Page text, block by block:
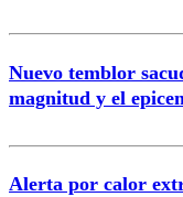
Nuevo temblor
magnitud y el
Alerta por calor